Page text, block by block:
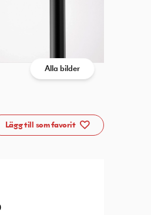
Alla bilder
Lägg till som favorit